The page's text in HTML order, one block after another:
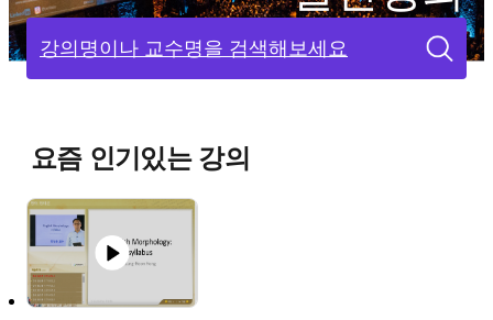
강의명이나 교수명을 검색해보세요
요즘 인기있는 강의